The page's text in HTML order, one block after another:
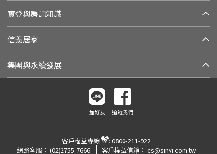
實登與房訊知識
信義居家
集團與永續發展
加好友 追蹤我們
客戶權益專線 : 0800-211-922
網路客服： (02)2755-7666 客戶權益信箱： cs@sinyi.com.tw